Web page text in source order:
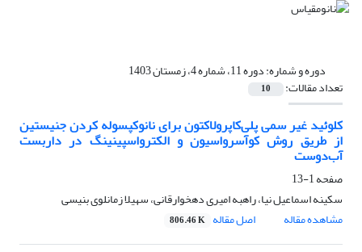
دوره و شماره:دوره 11، شماره 4، زمستان 1403
تعداد مقالات: 10
کلوئید غیر سمی پلی‌کاپرولاکتون برای نانوکپسوله کردن جنیستین
از طریق روش کوآسرواسیون و الکترواسپینینگ در داربست
آب‌دوست
صفحه1-13
سکینه اسماعیل نیا، راهبه امیری دهخوارقانی، سهیلا زمانلوی بنیسی
مشاهده مقاله
اصل مقاله 806.46 K